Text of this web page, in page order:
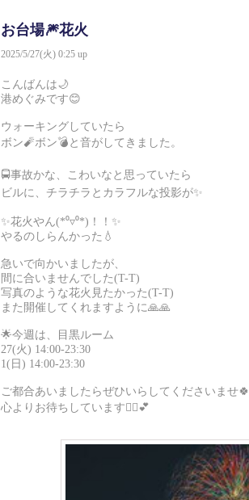
お台場🎆花火
2025/5/27(火) 0:25 up
こんばんは🌙
港めぐみです😊
ウォーキングしていたら
ボン🧨ボン💣と音がしてきました。
🚍事故かな、こわいなと思っていたら
ビルに、チラチラとカラフルな投影が✨
✨花火やん(*⁰▿⁰*)！！✨
やるのしらんかった💧
急いで向かいましたが、
間に合いませんでした(T-T)
写真のような花火見たかった(T-T)
また開催してくれますように🙏🙏
🌟今週は、目黒ルーム
27(火) 14:00-23:30
1(日) 14:00-23:30
ご都合あいましたらぜひいらしてくださいませ🍀
心よりお待ちしています🙇‍♀️💕